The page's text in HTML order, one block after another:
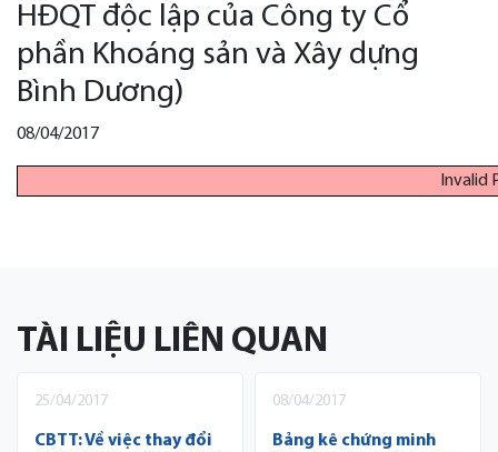
HĐQT độc lập của Công ty Cổ
phần Khoáng sản và Xây dựng
Bình Dương)
08/04/2017
Invalid
TÀI LIỆU LIÊN QUAN
25/04/2017
CBTT: Về việc thay đổi
08/04/2017
Bảng kê chứng minh